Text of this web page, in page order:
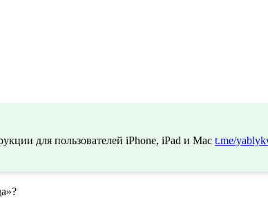
для пользователей iPhone, iPad и Mac t.me/